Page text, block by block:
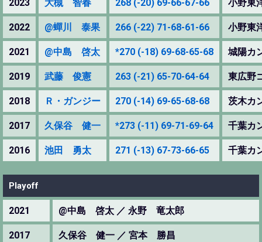
2023 大槻 智春 268 (-20) 69-66-67-66 小野東
2022 @蟬川 泰果 266 (-22) 71-68-61-66 小野東
2021 @中島 啓太 *270 (-18) 69-68-65-68 城陽カ
2019 武藤 俊憲 263 (-21) 65-70-64-64 東広野
2018 Ｒ・ガンジー 270 (-14) 69-65-68-68 茨木カ
2017 久保谷 健一 *273 (-11) 69-71-69-64 千葉カ
2016 池田 勇太 271 (-13) 67-73-66-65 千葉カ
Playoff
2021 @中島 啓太 ／ 永野 竜太郎
2017 久保谷 健一 ／ 宮本 勝昌